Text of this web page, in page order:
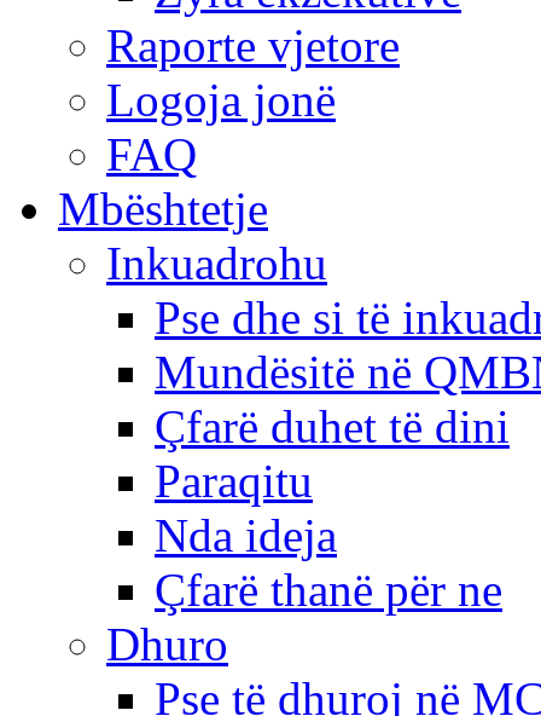
Raporte vjetore
Logoja jonë
FAQ
Mbështetje
Inkuadrohu
Pse dhe si të
Mundësitë në
Çfarë duhet të dini
Paraqitu
Nda ideja
Çfarë thanë për ne
Dhuro
Pse të dhuroj në